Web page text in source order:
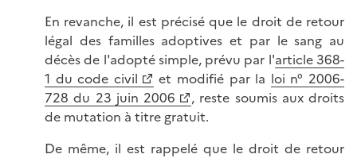
En revanche, il est précisé que le droit de retour
légal des familles adoptives et par le sang au
décès de l'adopté simple, prévu par l'article 368-
1 du code civil
et modifié par la loi n° 2006-
728 du 23 juin 2006
, reste soumis aux droits
de mutation à titre gratuit.
De même, il est rappelé que le droit de retour